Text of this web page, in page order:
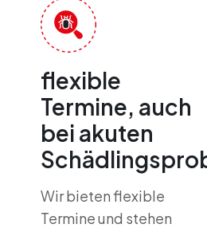
flexible
Termine, auch
bei akuten
Wir bieten flexible
Termine und stehen